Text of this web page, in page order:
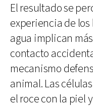
El resultado se
experiencia de los
agua implican
contacto
mecanismo
animal. Las
el roce con la piel